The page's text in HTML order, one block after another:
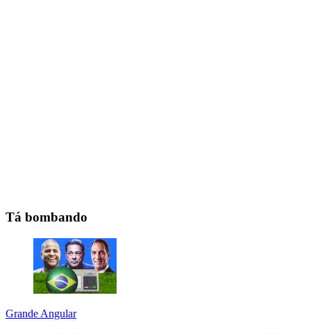
Tá bombando
Grande Angular